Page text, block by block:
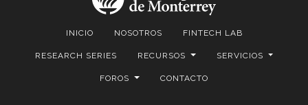
INICIO NOSOTROS FINTECH LAB
RESEARCH SERIES RECURSOS SERVICIOS
FOROS CONTACTO